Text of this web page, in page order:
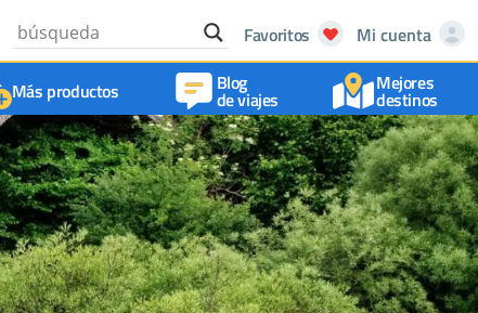
Favoritos
Mi cuenta
Más productos Blog
de viajes
Mejores
destinos